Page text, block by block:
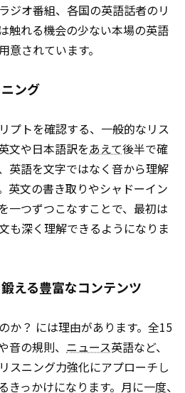
ジオ番組、各国の英語話者のリ
触れる機会の少ない本場の英語
意されています。
ング
プトを確認する、一般的なリス
文や日本語訳をあえて後半で確
英語を文字ではなく音から理解
英文の書き取りやシャドーイン
一つずつこなすことで、最初は
も深く理解できるようになりま
える豊富なコンテンツ
か？ には理由があります。全15
音の規則、 ニュース英語など、
スニング力強化にアプローチし
っかけになります。月に一度、